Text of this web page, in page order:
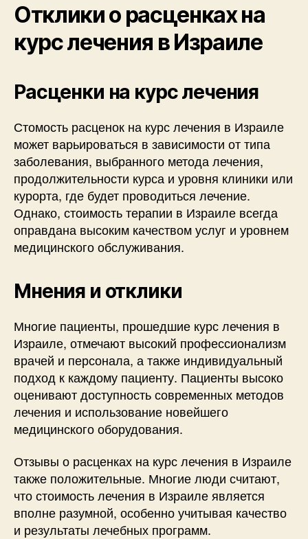
Отклики о расценках на
курс лечения в Израиле
Расценки на курс лечения
Стомость расценок на курс лечения в Израиле
может варьироваться в зависимости от типа
заболевания, выбранного метода лечения,
продолжительности курса и уровня клиники или
курорта, где будет проводиться лечение.
Однако, стоимость терапии в Израиле всегда
оправдана высоким качеством услуг и уровнем
медицинского обслуживания.
Мнения и отклики
Многие пациенты, прошедшие курс лечения в
Израиле, отмечают высокий профессионализм
врачей и персонала, а также индивидуальный
подход к каждому пациенту. Пациенты высоко
оценивают доступность современных методов
лечения и использование новейшего
медицинского оборудования.
Отзывы о расценках на курс лечения в Израиле
также положительные. Многие люди считают,
что стоимость лечения в Израиле является
вполне разумной, особенно учитывая качество
и результаты лечебных программ.